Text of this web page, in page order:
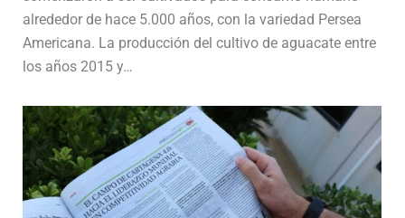
alrededor de hace 5.000 años, con la variedad Persea
Americana. La producción del cultivo de aguacate entre
los años 2015 y…